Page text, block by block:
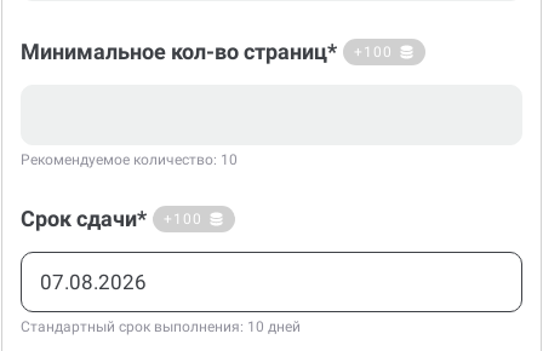
Минимальное кол-во страниц* +100
Рекомендуемое количество: 10
Срок сдачи* +100
Стандартный срок выполнения: 10 дней